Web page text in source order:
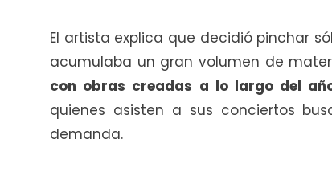
El artista explica que decidió pinchar
acumulaba un gran volumen de
con obras creadas a lo largo del
quienes asisten a sus conciertos
demanda.